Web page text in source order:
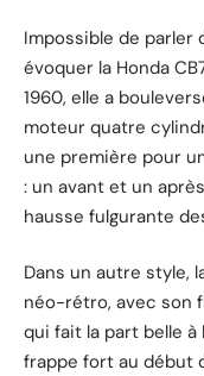
Impossible de parler
évoquer la Honda
1960, elle a
moteur quatre
une première pour
: un avant et un
hausse fulgurante
Dans un autre style,
néo-rétro, avec son
qui fait la part belle à
frappe fort au début